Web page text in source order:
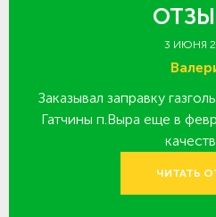
3 ИЮНЯ
Заказывал заправку
Гатчины п.Выра еще в
ЧИТАТЬ